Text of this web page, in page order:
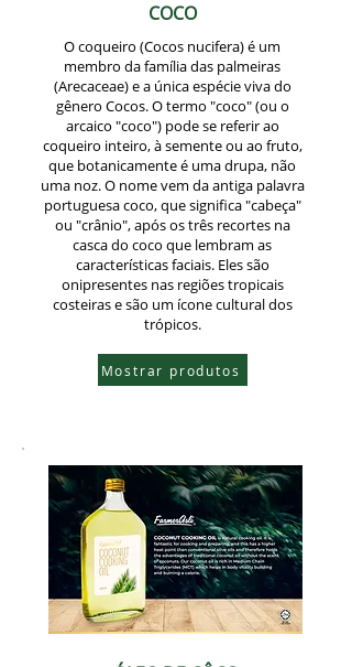
COCO
O coqueiro (Cocos nucifera) é um
membro da família das palmeiras
(Arecaceae) e a única espécie viva do
gênero Cocos. O termo "coco" (ou o
arcaico "coco") pode se referir ao
coqueiro inteiro, à semente ou ao fruto,
que botanicamente é uma drupa, não
uma noz. O nome vem da antiga palavra
portuguesa coco, que significa "cabeça"
ou "crânio", após os três recortes na
casca do coco que lembram as
características faciais. Eles são
onipresentes nas regiões tropicais
costeiras e são um ícone cultural dos
trópicos.
Mostrar produtos